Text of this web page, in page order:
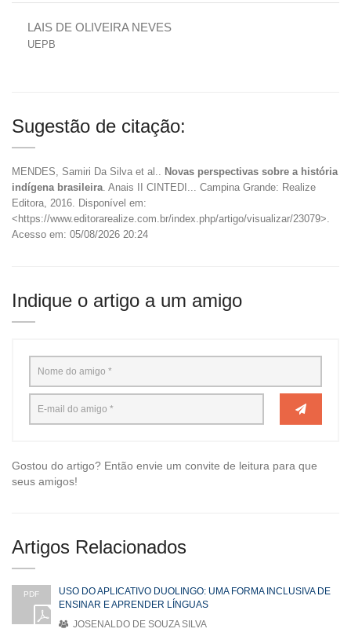
LAIS DE OLIVEIRA NEVES
UEPB
Sugestão de citação:
MENDES, Samiri Da Silva et al..
Novas perspectivas sobre a história
indígena brasileira . Anais II CINTEDI... Campina Grande: Realize
Editora, 2016. Disponível em:
<https://www.editorarealize.com.br/index.php/artigo/visualizar/23079>.
Acesso em: 05/08/2026 20:24
Indique o artigo a um amigo
Gostou do artigo? Então envie um convite de leitura para que
seus amigos!
Artigos Relacionados
PDF
USO DO APLICATIVO DUOLINGO: UMA FORMA INCLUSIVA DE
ENSINAR E APRENDER LÍNGUAS
JOSENALDO DE SOUZA SILVA